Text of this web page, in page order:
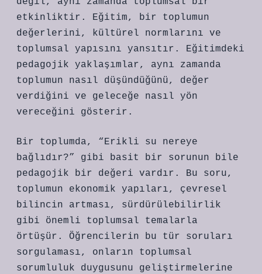
etkinliktir. Eğitim, bir toplumun
değerlerini, kültürel normlarını ve
toplumsal yapısını yansıtır. Eğitimdeki
pedagojik yaklaşımlar, aynı zamanda
toplumun nasıl düşündüğünü, değer
verdiğini ve geleceğe nasıl yön
vereceğini gösterir.
Bir toplumda, “Erikli su nereye
bağlıdır?” gibi basit bir sorunun bile
pedagojik bir değeri vardır. Bu soru,
toplumun ekonomik yapıları, çevresel
bilincin artması, sürdürülebilirlik
gibi önemli toplumsal temalarla
örtüşür. Öğrencilerin bu tür soruları
sorgulaması, onların toplumsal
sorumluluk duygusunu geliştirmelerine